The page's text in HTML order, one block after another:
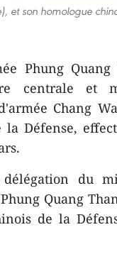
et son homologue
Phung Quang
centrale et
Chang
Défense,
du
Quang
de la